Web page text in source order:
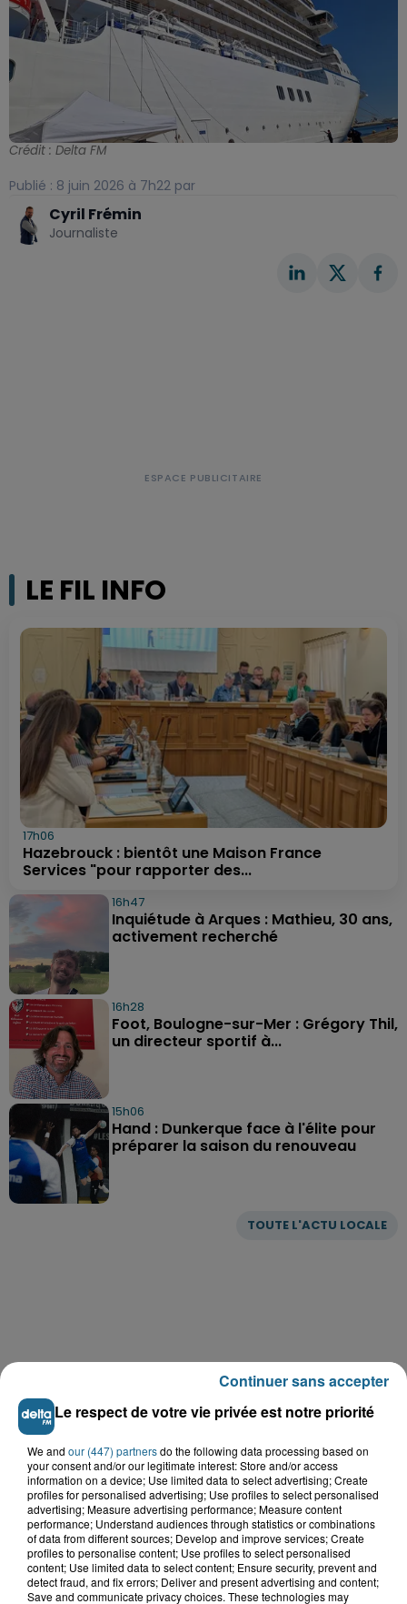
Crédit : Delta FM
Publié : 8 juin 2026 à 7h22 par
Cyril Frémin
Journaliste
LE FIL INFO
TOUTE L'ACTU LOCALE
17h06
Hazebrouck : bientôt une Maison France
Services "pour rapporter des...
16h47
Inquiétude à Arques : Mathieu, 30 ans,
activement recherché
16h28
Foot, Boulogne-sur-Mer : Grégory Thil,
un directeur sportif à...
15h06
Hand : Dunkerque face à l'élite pour
préparer la saison du renouveau
LE TOP DE L'ACTU
Le respect de votre vie privée est notre priorité
We and our (447) partnersdo the following data processing based on
your consent and/or our legitimate interest: Store and/or access
information on a device; Use limited data to select advertising; Create
profiles for personalised advertising; Use profiles to select personalised
advertising; Measure advertising performance; Measure content
performance; Understand audiences through statistics or combinations
of data from different sources; Develop and improve services; Create
profiles to personalise content; Use profiles to select personalised
content; Use limited data to select content; Ensure security, prevent and
detect fraud, and fix errors; Deliver and present advertising and content;
Save and communicate privacy choices. These technologies may
Continuer sans accepter